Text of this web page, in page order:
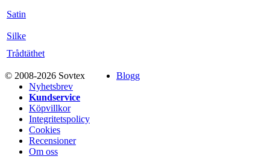
Satin
Silke
Trådtäthet
© 2008-2026 Sovtex
Blogg
Nyhetsbrev
Kundservice
Köpvillkor
Integritetspolicy
Cookies
Recensioner
Om oss